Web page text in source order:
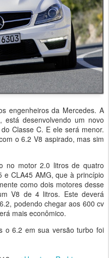
engenheiros da Mercedes. A
está desenvolvendo um novo
Classe C. E ele será menor.
o 6.2 V8 aspirado, mas sim
no motor 2.0 litros de quatro
e CLA45 AMG, que à princípio
como dois motores desse
V8 de 4 litros. Este deverá
podendo chegar aos 600 cv
mais econômico.
o 6.2 em sua versão turbo foi